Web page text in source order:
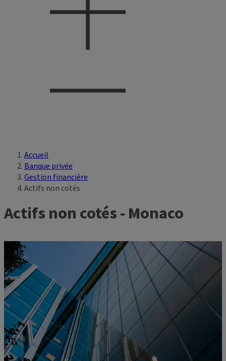
Vous êtes ici
Accueil
Banque privée
Gestion financière
Actifs non cotés
Actifs non cotés - Monaco